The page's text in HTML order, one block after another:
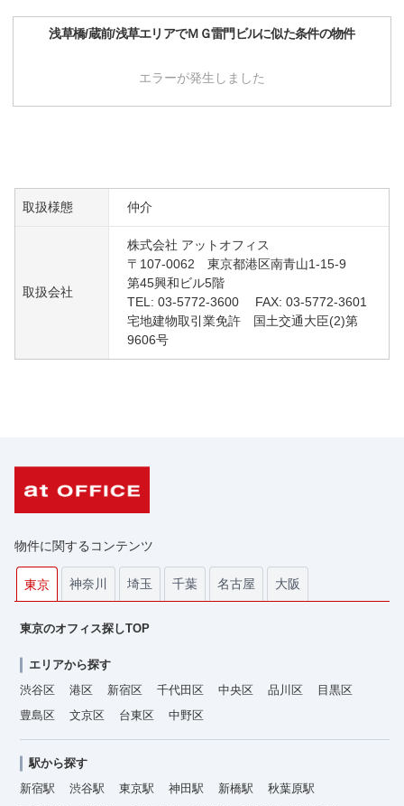
浅草橋/蔵前/浅草エリアでＭＧ雷門ビルに似た条件の物件
エラーが発生しました
取扱様態 仲介
取扱会社
株式会社 アットオフィス
〒107-0062 東京都港区南青山1-15-9
第45興和ビル5階
TEL: 03-5772-3600 FAX: 03-5772-3601
宅地建物取引業免許 国土交通大臣(2)第
9606号
物件に関するコンテンツ
東京 神奈川 埼玉 千葉 名古屋 大阪
東京のオフィス探しTOP
エリアから探す
渋谷区
港区 新宿区 千代田区 中央区 品川区
目黒区
豊島区
文京区 台東区 中野区
駅から探す
新宿駅
渋谷駅 東京駅 神田駅 新橋駅
秋葉原駅